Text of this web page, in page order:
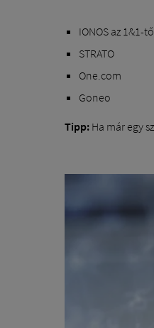
IONOS az 1&1-
STRATO
One.com
Goneo
Tipp:Ha már egy